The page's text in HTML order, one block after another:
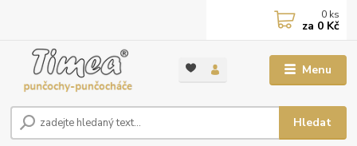
Menu
Hledat
0 ks
za 0 Kč